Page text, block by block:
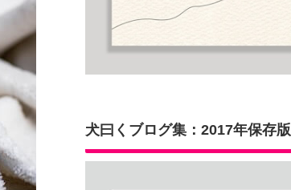
犬曰くブログ集：2017年保存版